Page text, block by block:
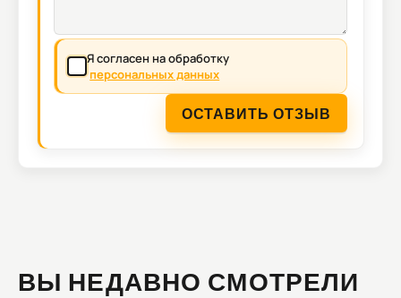
Я согласен на обработку
персональных данных
ОСТАВИТЬ ОТЗЫВ
ВЫ НЕДАВНО СМОТРЕЛИ